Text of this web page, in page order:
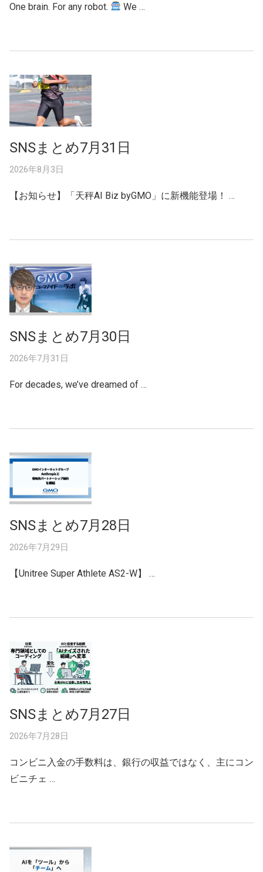
One brain. For any robot. We …
SNSまとめ7月31日
2026年8月3日
【お知らせ】「天秤AI Biz byGMO」に新機能登場！ …
SNSまとめ7月30日
2026年7月31日
For decades, we’ve dreamed of …
SNSまとめ7月28日
2026年7月29日
【Unitree Super Athlete AS2-W】 …
SNSまとめ7月27日
2026年7月28日
コンビニ入金の手数料は、銀行の収益ではなく、主にコン
ビニチェ …